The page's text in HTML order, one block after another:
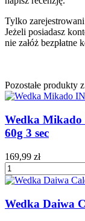
Tylko
Jeżeli posiadasz
nie załóż bezpłatne
Pozostałe produkty
Wedka
60g 3 sec
169,99 zł
Wedka Daiwa